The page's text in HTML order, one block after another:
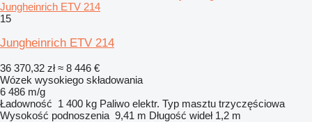
Jungheinrich ETV 214
15
Jungheinrich ETV 214
36 370,32 zł ≈ 8 446 €
Wózek wysokiego składowania
6 486 m/g
Ładowność 1 400 kg Paliwo elektr. Typ masztu trzyczęściowa
Wysokość podnoszenia 9,41 m Długość wideł 1,2 m